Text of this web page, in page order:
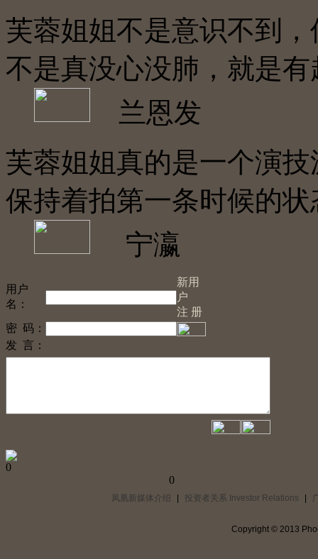
芙蓉姐姐不是意识不到
不是真没心没肺，就是
兰恩发
芙蓉姐姐真的是一个演
保持着拍第一条时候的状
宁瀛
用户
名：
新用
户
注 册
密 码：
发 言：
0
0
凤凰新媒体介绍 | 投资者关系 Investor Relations |
Copyright © 2013